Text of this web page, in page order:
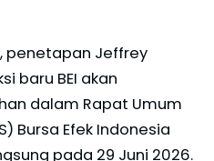
penetapan Jeffrey
baru BEI akan
dalam Rapat Umum
Bursa Efek Indonesia
pada 29 Juni 2026.